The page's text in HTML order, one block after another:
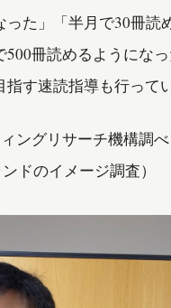
った」「半月で30冊読
冊読めるようになっ
す速読指導も行ってい
ングリサーチ機構調
ドのイメージ調査）